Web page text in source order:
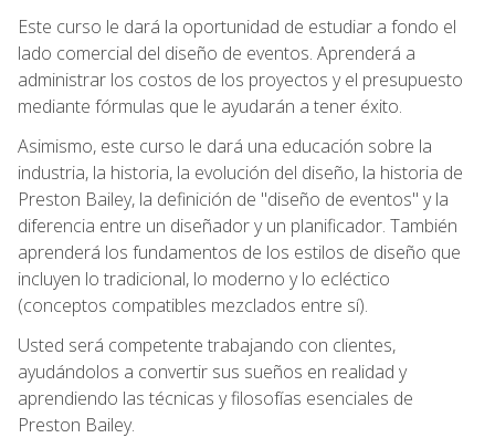
Este curso le dará la oportunidad de estudiar a fondo el
lado comercial del diseño de eventos. Aprenderá a
administrar los costos de los proyectos y el presupuesto
mediante fórmulas que le ayudarán a tener éxito.
Asimismo, este curso le dará una educación sobre la
industria, la historia, la evolución del diseño, la historia de
Preston Bailey, la definición de "diseño de eventos" y la
diferencia entre un diseñador y un planificador. También
aprenderá los fundamentos de los estilos de diseño que
incluyen lo tradicional, lo moderno y lo ecléctico
(conceptos compatibles mezclados entre sí).
Usted será competente trabajando con clientes,
ayudándolos a convertir sus sueños en realidad y
aprendiendo las técnicas y filosofías esenciales de
Preston Bailey.